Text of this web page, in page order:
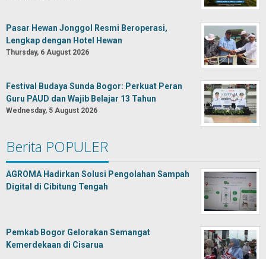
Pasar Hewan Jonggol Resmi Beroperasi,
Lengkap dengan Hotel Hewan
Thursday, 6 August 2026
Festival Budaya Sunda Bogor: Perkuat Peran
Guru PAUD dan Wajib Belajar 13 Tahun
Wednesday, 5 August 2026
Berita POPULER
AGROMA Hadirkan Solusi Pengolahan Sampah
Digital di Cibitung Tengah
Pemkab Bogor Gelorakan Semangat
Kemerdekaan di Cisarua